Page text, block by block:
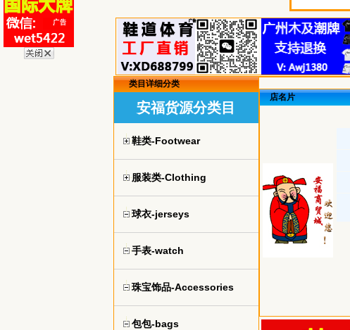
类目详细分类
安福货源分类目
鞋类-Footwear
服装类-Clothing
球衣-jerseys
手表-watch
珠宝饰品-Accessories
包包-bags
店名片